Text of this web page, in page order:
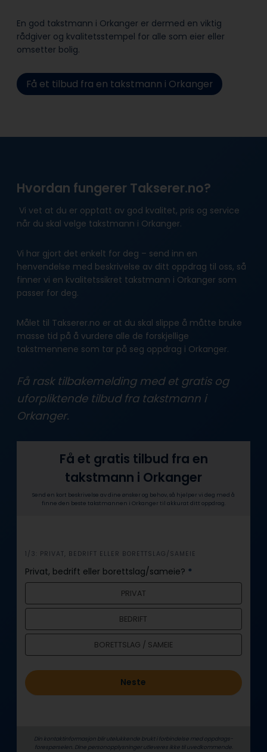
En god takstmann i Orkanger er dermed en viktig
rådgiver og kvalitetsstempel for alle som eier eller
omsetter bolig.
Få et tilbud fra en takstmann i Orkanger
Hvordan fungerer Takserer.no?
Vi vet at du er opptatt av god kvalitet, pris og service
når du skal velge takstmann i Orkanger.
Vi har gjort det enkelt for deg – send inn en
henvendelse med beskrivelse av ditt oppdrag til oss, så
finner vi en kvalitetssikret takstmann i Orkanger som
passer for deg.
Målet til Takserer.no er at du skal slippe å måtte bruke
masse tid på å vurdere alle de forskjellige
takstmennene som tar på seg oppdrag i Orkanger.
Få rask tilbakemelding med et gratis og
uforpliktende tilbud fra takstmann i
Orkanger.
Få et gratis tilbud fra en
takstmann i Orkanger
Send en kort beskrivelse av dine ønsker og behov, så hjelper vi deg med å
finne den beste takstmannen i Orkanger til akkurat ditt oppdrag.
i
n
n
o
d
1/3: PRIVAT, BEDRIFT ELLER BORETTSLAG/SAMEIE
Privat, bedrift eller borettslag/sameie? *
PRIVAT
BEDRIFT
BORETTSLAG / SAMEIE
Neste
Din kontaktinformasjon blir utelukkende brukt i forbindelse med oppdrags­
forespørselen. Dine person­­opplysninger utleveres ikke til uvedkommende.